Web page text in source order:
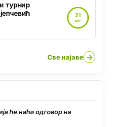
турнир
21
АВГ
Све најаве →
ће наћи одговор на